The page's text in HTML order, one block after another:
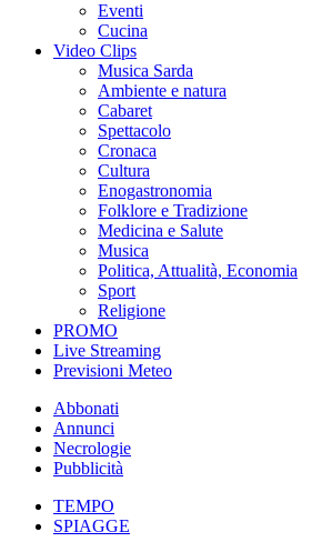
Eventi
Cucina
Video Clips
Musica Sarda
Ambiente e natura
Cabaret
Spettacolo
Cronaca
Cultura
Enogastronomia
Folklore e Tradizione
Medicina e Salute
Musica
Politica, Attualità, Economia
Sport
Religione
PROMO
Live Streaming
Previsioni Meteo
Abbonati
Annunci
Necrologie
Pubblicità
TEMPO
SPIAGGE